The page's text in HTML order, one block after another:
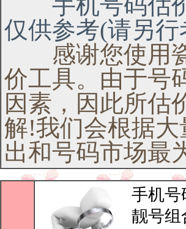
仅供参考(请另
感谢您使用瓷
价工具。由于号
因素，因此所估
解!我们会根据
出和号码市场最
手机号
靓号组